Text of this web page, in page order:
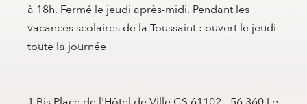
à 18h. Fermé le jeudi après-midi. Pendant les
vacances scolaires de la Toussaint : ouvert le jeudi
toute la journée